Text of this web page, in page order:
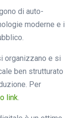
di auto-
moderne e i
organizzano e si
ben strutturato
Per
link.